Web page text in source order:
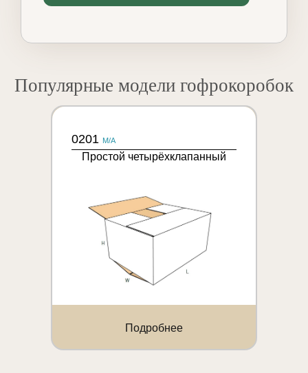
Популярные модели гофрокоробок
0201 M/A
Простой четырёхклапанный
Подробнее